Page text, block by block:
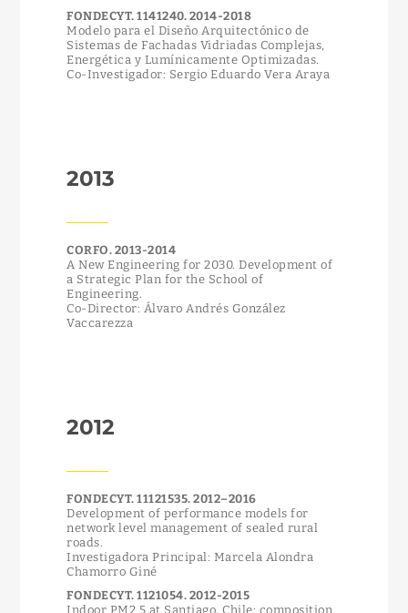
FONDECYT. 1141240. 2014-2018
Modelo para el Diseño Arquitectónico de
Sistemas de Fachadas Vidriadas Complejas,
Energética y Lumínicamente Optimizadas.
Co-Investigador: Sergio Eduardo Vera Araya
2013
CORFO. 2013-2014
A New Engineering for 2030. Development of
a Strategic Plan for the School of
Engineering.
Co-Director: Álvaro Andrés González
Vaccarezza
2012
FONDECYT. 11121535. 2012–2016
Development of performance models for
network level management of sealed rural
roads.
Investigadora Principal: Marcela Alondra
Chamorro Giné
FONDECYT. 1121054. 2012-2015
Indoor PM2.5 at Santiago, Chile: composition,